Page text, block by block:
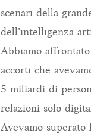
scenari della
dell’intelligenza
Abbiamo
accorti che
5 miliardi di
relazioni solo
Avevamo